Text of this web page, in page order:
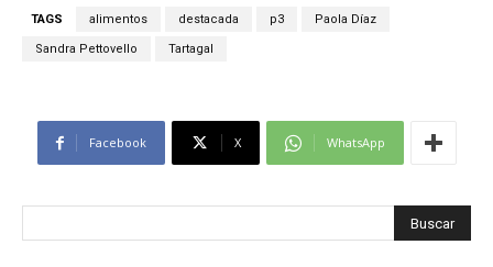
TAGS alimentos destacada p3 Paola Díaz
Sandra Pettovello Tartagal
Facebook X WhatsApp